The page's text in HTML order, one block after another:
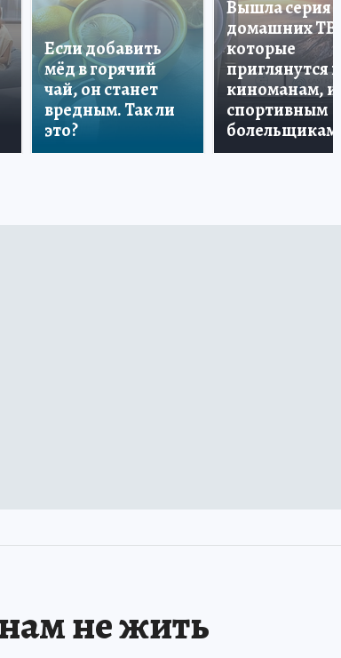
Если добавить
мёд в горячий
чай, он станет
вредным. Так ли
это?
Вышла серия
домашних ТВ,
которые
приглянутся и
киноманам, и
спортивным
болельщикам
не жить